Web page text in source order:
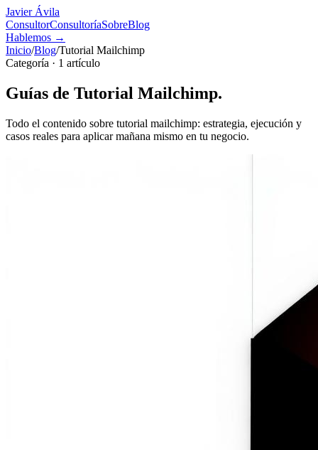
Javier Ávila
ConsultorConsultoríaSobreBlog
Hablemos →
Inicio/Blog/Tutorial Mailchimp
Categoría · 1 artículo
Guías de Tutorial Mailchimp.
Todo el contenido sobre tutorial mailchimp: estrategia, ejecución y
casos reales para aplicar mañana mismo en tu negocio.